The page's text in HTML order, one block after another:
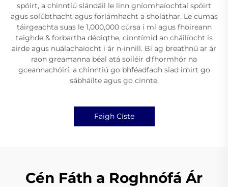
spóirt, a chinntiú slándáil le linn gníomhaíochtaí spóirt
agus solúbthacht agus forlámhacht a sholáthar. Le cumas
táirgeachta suas le 1,000,000 cúrsa i mí agus fhoireann
taighde & forbartha dédiqthe, cinntímid an cháilíocht is
airde agus nuálachaíocht i ár n-innill. Bí ag breathnú ar ár
raon greamanna béal atá soiléir d'fhormhór na
gceannachóirí, a chinntiú go bhféadfadh siad imirt go
sábháilte agus go cinnte.
Faigh Císte
Cén Fáth a Roghnófá Ár